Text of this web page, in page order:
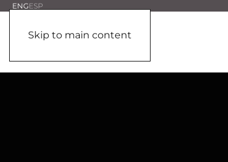
Skip to main content
ENGESP